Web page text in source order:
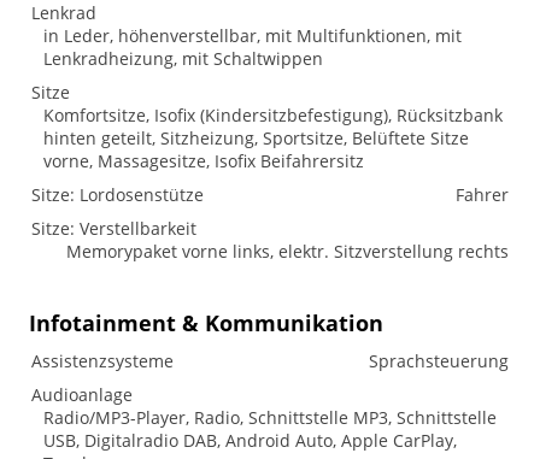
Lenkrad
in Leder, höhenverstellbar, mit Multifunktionen, mit
Lenkradheizung, mit Schaltwippen
Sitze
Komfortsitze, Isofix (Kindersitzbefestigung), Rücksitzbank
hinten geteilt, Sitzheizung, Sportsitze, Belüftete Sitze
vorne, Massagesitze, Isofix Beifahrersitz
Sitze: Lordosenstütze
Fahrer
Sitze: Verstellbarkeit
Memorypaket vorne links, elektr. Sitzverstellung rechts
Infotainment & Kommunikation
Assistenzsysteme
Sprachsteuerung
Audioanlage
Radio/MP3-Player, Radio, Schnittstelle MP3, Schnittstelle
USB, Digitalradio DAB, Android Auto, Apple CarPlay,